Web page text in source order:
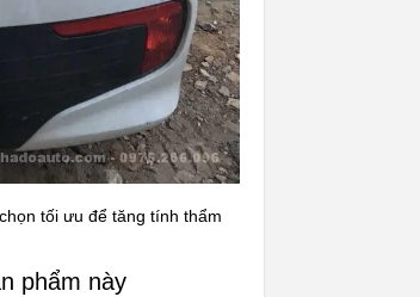
tối ưu để tăng tính thẩm
phẩm này